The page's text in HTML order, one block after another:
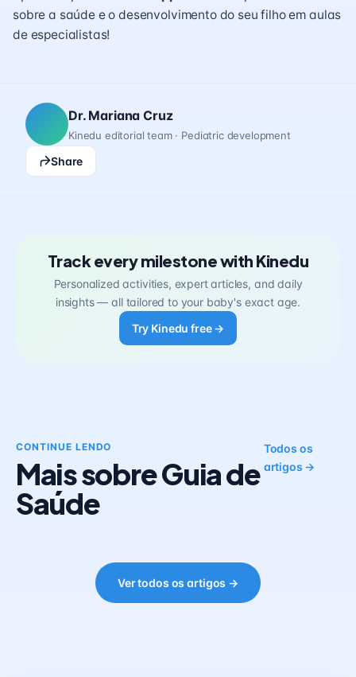
sobre a saúde e o desenvolvimento do seu filho em aulas
de especialistas!
Dr. Mariana Cruz
Kinedu editorial team · Pediatric development
Share
Track every milestone with Kinedu
Personalized activities, expert articles, and daily
insights — all tailored to your baby's exact age.
Try Kinedu free →
CONTINUE LENDO
Mais sobre Guia de
Saúde
Todos os
artigos →
Ver todos os artigos →